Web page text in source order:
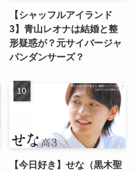
【シャッフルアイランド
3】青山レオナは結婚と整
形疑惑が？元サイバージャ
パンダンサーズ？
【今日好き】せな（黒木聖